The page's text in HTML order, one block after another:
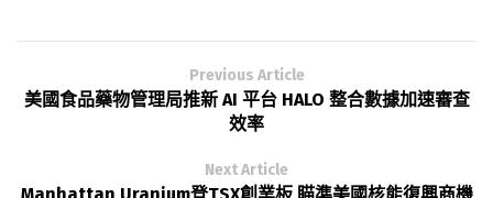
Previous Article
美國食品藥物管理局推新 AI 平台 HALO 整合數據加速審查
效率
Next Article